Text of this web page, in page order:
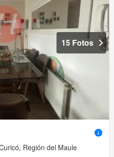
15 Fotos
Región del Maule